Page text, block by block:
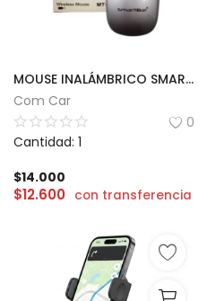
MOUSE INALÁMBRICO SMARTILIKE | MS03
Com Car
0
Cantidad: 1
$14.000
$12.600 con transferencia